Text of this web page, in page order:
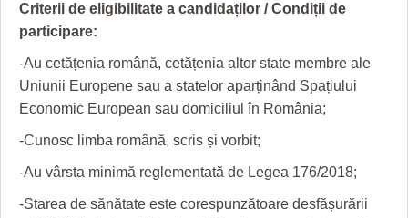
LICEE, ŞCOLI ŞI GRĂDINIŢE DIN TIMIŞ
PRIMĂRIILE DIN TIMIŞ
SFATUL MEDICULUI
SFATURI JURIDICE
Criterii de eligibilitate a candidaților / Condiții de
participare:
-Au cetățenia română, cetățenia altor state membre ale
Uniunii Europene sau a statelor aparținând Spațiului
Economic European sau domiciliul în România;
-Cunosc limba română, scris și vorbit;
-Au vârsta minimă reglementată de Legea 176/2018;
-Starea de sănătate este corespunzătoare desfășurării